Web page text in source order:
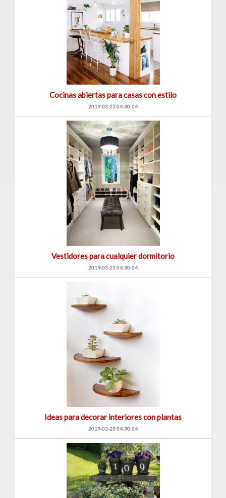
Cocinas abiertas para casas con estilo
2019-03-25 04:30:04
Vestidores para cualquier dormitorio
2019-03-25 04:30:04
Ideas para decorar interiores con plantas
2019-03-25 04:30:04